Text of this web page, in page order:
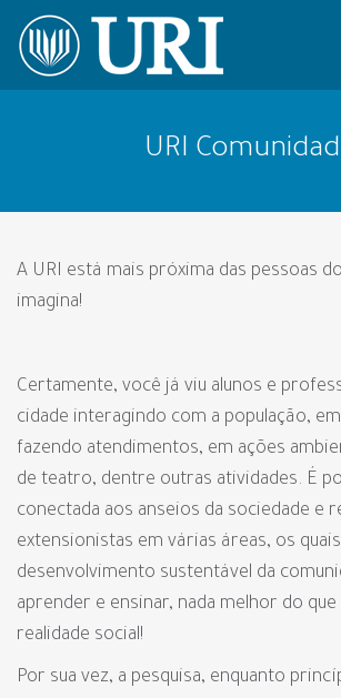
URI
A URI está mais próxima das pessoas
imagina!
Certamente, você já viu alunos e
cidade interagindo com a população,
fazendo atendimentos, em ações
de teatro, dentre outras atividades. É
conectada aos anseios da sociedade e
extensionistas em várias áreas, os
desenvolvimento sustentável da
aprender e ensinar, nada melhor do
realidade social!
Por sua vez, a pesquisa, enquanto